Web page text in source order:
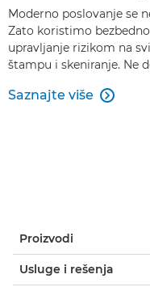
Moderno poslovanje se
Zato koristimo
upravljanje rizikom na
štampu i skeniranje. Ne
Saznajte više 
Proizvodi
Usluge i rešenja